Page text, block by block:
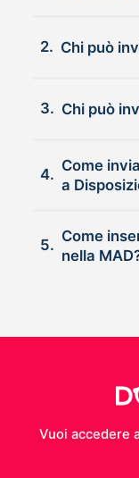
2.
3. Chi può
4.
Come
a
5.
Come inserire
nella
Vuoi accedere